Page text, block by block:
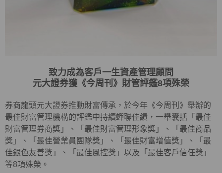
致力成為客戶一生資產管理顧問
元大證券獲《今周刊》財管評鑑8項殊榮
券商龍頭元大證券推動財富傳承，於今年《今周刊》舉辦的
最佳財富管理機構的評鑑中持續蟬聯佳績，一舉囊括「最佳
財富管理券商獎」、「最佳財富管理形象獎」、「最佳商品
獎」、「最佳營業員團隊獎」、「最佳財富增值獎」、「最
佳銀色友善獎」、「最佳風控獎」以及「最佳客戶信任獎」
等8項殊榮。